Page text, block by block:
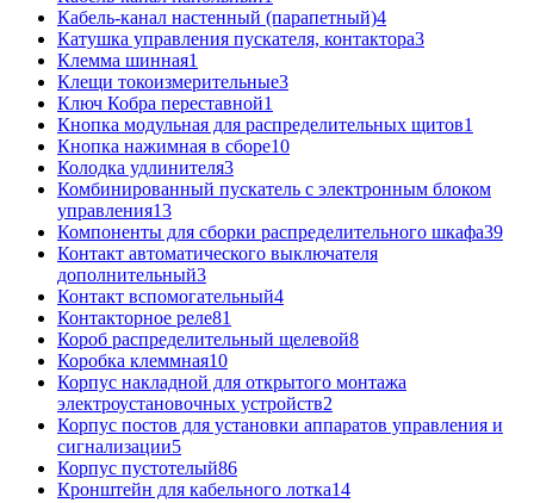
Кабель-канал настенный (парапетный)4
Катушка управления пускателя, контактора3
Клемма шинная1
Клещи токоизмерительные3
Ключ Кобра переставной1
Кнопка модульная для распределительных щитов1
Кнопка нажимная в сборе10
Колодка удлинителя3
Комбинированный пускатель с электронным блоком
управления13
Компоненты для сборки распределительного шкафа39
Контакт автоматического выключателя
дополнительный3
Контакт вспомогательный4
Контакторное реле81
Короб распределительный щелевой8
Коробка клеммная10
Корпус накладной для открытого монтажа
электроустановочных устройств2
Корпус постов для установки аппаратов управления и
сигнализации5
Корпус пустотелый86
Кронштейн для кабельного лотка14